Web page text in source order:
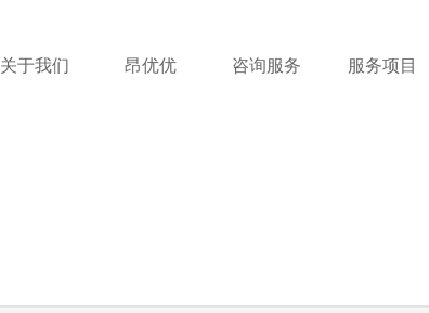
关于我们 昂优优 咨询服务 服务项目